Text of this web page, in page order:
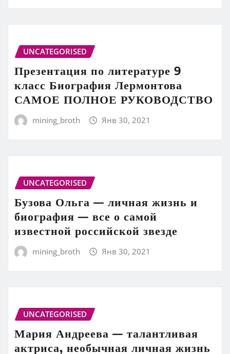
UNCATEGORISED
Презентация по литературе 9
класс Биография Лермонтова
САМОЕ ПОЛНОЕ РУКОВОДСТВО
mining_broth Янв 30, 2021
UNCATEGORISED
Бузова Ольга — личная жизнь и
биография — все о самой
известной российской звезде
mining_broth Янв 30, 2021
UNCATEGORISED
Мария Андреева — талантливая
актриса, необычная личная жизнь